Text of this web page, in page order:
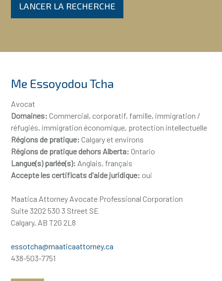
LANCER LA RECHERCHE
Me Essoyodou Tcha
Avocat
Domaines: Commercial, corporatif, famille, immigration /
réfugiés, immigration économique, protection intellectuelle
Régions de pratique: Calgary et environs
Régions de pratique dehors Alberta: Ontario
Langue(s) parlée(s): Anglais, français
Accepte les certificats d'aide juridique: oui
Maatica Attorney Avocate Professional Corporation
Suite 3202 530 3 Street SE
Calgary, AB T2G 2L8
essotcha@maaticaattorney.ca
438-503-7751